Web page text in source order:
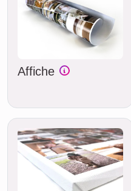
Affiche